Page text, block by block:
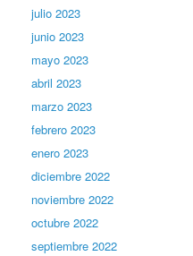
julio 2023
junio 2023
mayo 2023
abril 2023
marzo 2023
febrero 2023
enero 2023
diciembre 2022
noviembre 2022
octubre 2022
septiembre 2022